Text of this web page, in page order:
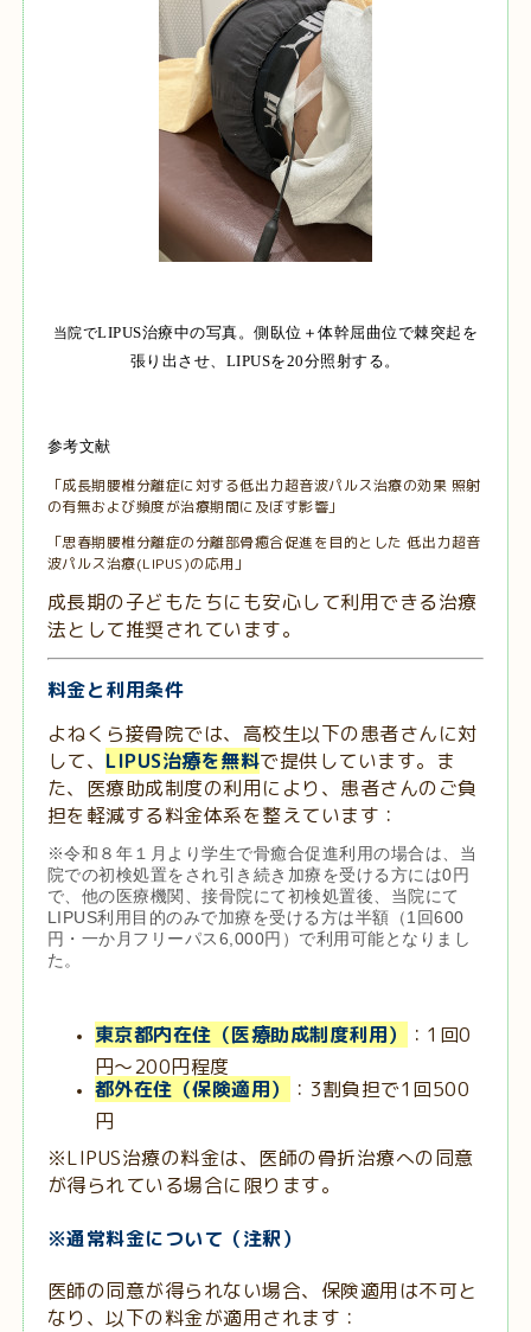
当院でLIPUS治療中の写真。側臥位＋体幹屈曲位で棘突起を
張り出させ、LIPUSを20分照射する。
参考文献
「成長期腰椎分離症に対する低出力超音波パルス治療の効果 照射
の有無および頻度が治療期間に及ぼす影響」
「思春期腰椎分離症の分離部骨癒合促進を目的とした 低出力超音
波パルス治療(LIPUS)の応用」
成長期の子どもたちにも安心して利用できる治療
法として推奨されています。
料金と利用条件
よねくら接骨院では、高校生以下の患者さんに対
して、 LIPUS治療を無料で提供しています。ま
た、医療助成制度の利用により、患者さんのご負
担を軽減する料金体系を整えています：
※令和８年１月より学生で骨癒合促進利用の場合は、当
院での初検処置をされ引き続き加療を受ける方には0円
で、他の医療機関、接骨院にて初検処置後、当院にて
LIPUS利用目的のみで加療を受ける方は半額（1回600
円・一か月フリーパス6,000円）で利用可能となりまし
た。
東京都内在住（医療助成制度利用） ：1回0
円～200円程度
都外在住（保険適用） ：3割負担で1回500
円
※LIPUS治療の料金は、医師の骨折治療への同意
が得られている場合に限ります。
※通常料金について（注釈）
医師の同意が得られない場合、保険適用は不可と
なり、以下の料金が適用されます：